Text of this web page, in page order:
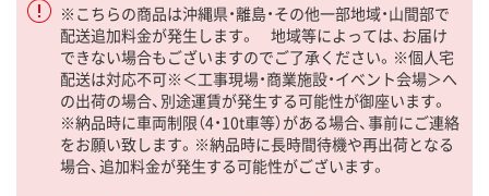
※こちらの商品は沖縄県・離島・その他一部地域・山間部で
配送追加料金が発生します。 地域等によっては、お届け
できない場合もございますのでご了承ください。※個人宅
配送は対応不可※＜工事現場・商業施設・イベント会場＞へ
の出荷の場合、別途運賃が発生する可能性が御座います。
※納品時に車両制限（4・10t車等）がある場合、事前にご連絡
をお願い致します。※納品時に長時間待機や再出荷となる
場合、追加料金が発生する可能性がございます。